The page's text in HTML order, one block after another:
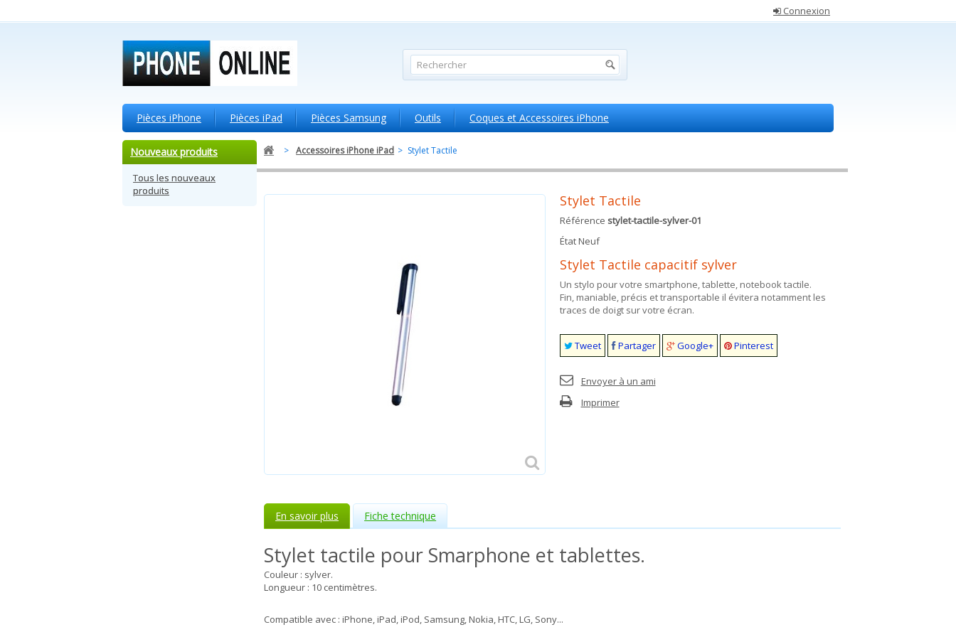
Connexion
Pièces iPhone Pièces iPad Pièces Samsung Outils Coques et Accessoires iPhone
Nouveaux produits
Tous les nouveaux
produits
> Accessoires iPhone iPad > Stylet Tactile
Stylet Tactile
Référence stylet-tactile-sylver-01
ÉtatNeuf
Stylet Tactile capacitif sylver
Un stylo pour votre smartphone, tablette, notebook tactile.
Fin, maniable, précis et transportable il évitera notamment les
traces de doigt sur votre écran.
Tweet Partager Google+ Pinterest
Envoyer à un ami
Imprimer
En savoir plus Fiche technique
Stylet tactile pour Smarphone et tablettes.
Couleur : sylver.
Longueur : 10 centimètres.
Compatible avec : iPhone, iPad, iPod, Samsung, Nokia, HTC, LG, Sony...